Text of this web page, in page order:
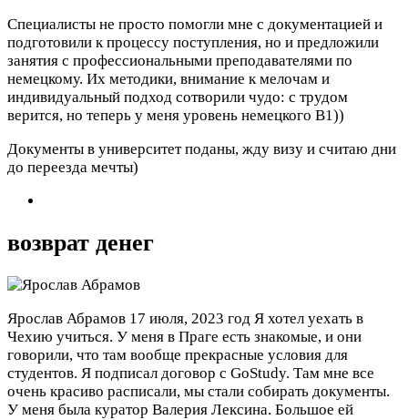
Специалисты не просто помогли мне с документацией и
подготовили к процессу поступления, но и предложили
занятия с профессиональными преподавателями по
немецкому. Их методики, внимание к мелочам и
индивидуальный подход сотворили чудо: с трудом
верится, но теперь у меня уровень немецкого B1))
Документы в университет поданы, жду визу и считаю дни
до переезда мечты)
возврат денег
Ярослав Абрамов 17 июля, 2023 год Я хотел уехать в
Чехию учиться. У меня в Праге есть знакомые, и они
говорили, что там вообще прекрасные условия для
студентов. Я подписал договор с GoStudy. Там мне все
очень красиво расписали, мы стали собирать документы.
У меня была куратор Валерия Лексина. Большое ей